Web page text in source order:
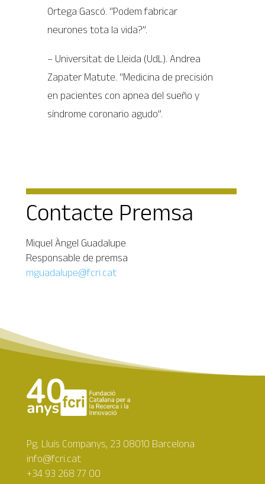
Ortega Gascó. “Podem fabricar
neurones tota la vida?”.
– Universitat de Lleida (UdL). Andrea
Zapater Matute. “Medicina de precisión
en pacientes con apnea del sueño y
síndrome coronario agudo”.
Contacte Premsa
Miquel Àngel Guadalupe
Responsable de premsa
mguadalupe@fcri.cat
Pg. Lluís Companys, 23 08010 Barcelona
info@fcri.cat
+34 93 268 77 00